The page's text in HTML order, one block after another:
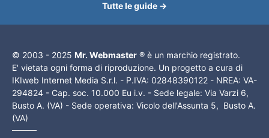
Tutte le guide →
© 2003 - 2025 Mr. Webmaster ® è un marchio registrato.
E' vietata ogni forma di riproduzione. Un progetto a cura di
IKIweb Internet Media S.r.l. - P.IVA: 02848390122 - NREA: VA-
294824 - Cap. soc. 10.000 Eu i.v. - Sede legale: Via Varzi 6,
Busto A. (VA) - Sede operativa: Vicolo dell'Assunta 5, Busto A.
(VA)